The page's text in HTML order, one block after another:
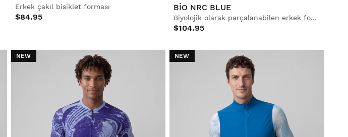
Erkek çakıl bisiklet forması
$84.95
BIO NRC BLUE
Biyolojik olarak parçalanabilen erkek forması
$104.95
NEW NEW